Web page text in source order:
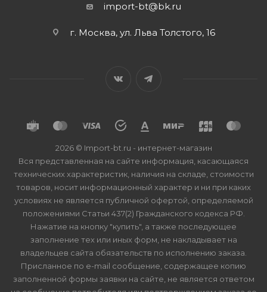
import-bt@bk.ru
г. Москва, ул. Льва Толстого, 16
2026 © Import-bt.ru - интернет-магазин
Вся представленная на сайте информация, касающаяся
технических характеристик, наличия на складе, стоимости
товаров, носит информационный характер и ни при каких
условиях не является публичной офертой, определяемой
положениями Статьи 437(2) Гражданского кодекса РФ.
Нажатие на кнопку "купить", а также последующее
заполнение тех или иных форм, не накладывает на
владельцев сайта обязательств по исполнению заказа.
Присланное по e-mail сообщение, содержащее копию
заполненной формы заявки на сайте, не является ответом